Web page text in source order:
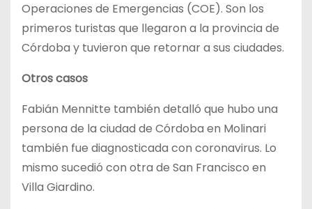
Operaciones de Emergencias (COE). Son los
primeros turistas que llegaron a la provincia de
Córdoba y tuvieron que retornar a sus ciudades.
Otros casos
Fabián Mennitte también detalló que hubo una
persona de la ciudad de Córdoba en Molinari
también fue diagnosticada con coronavirus. Lo
mismo sucedió con otra de San Francisco en
Villa Giardino.